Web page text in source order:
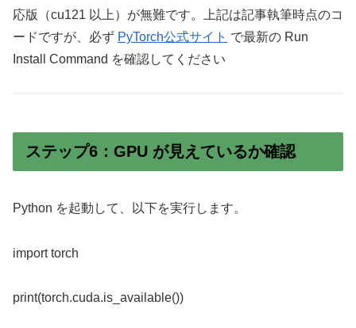
応版（cu121 以上）が無難です。上記は記事執筆時点のコ
ードですが、必ず PyTorch公式サイト で最新の Run
Install Command を確認してください
ステップ6：GPU が見えているか確認
Python を起動して、以下を実行します。
import torch
print(torch.cuda.is_available())